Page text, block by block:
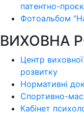
патентно-
Фотоальбом
ВИХОВНА
Центр
розвитку
Нормативні
Спортивно-
Кабінет